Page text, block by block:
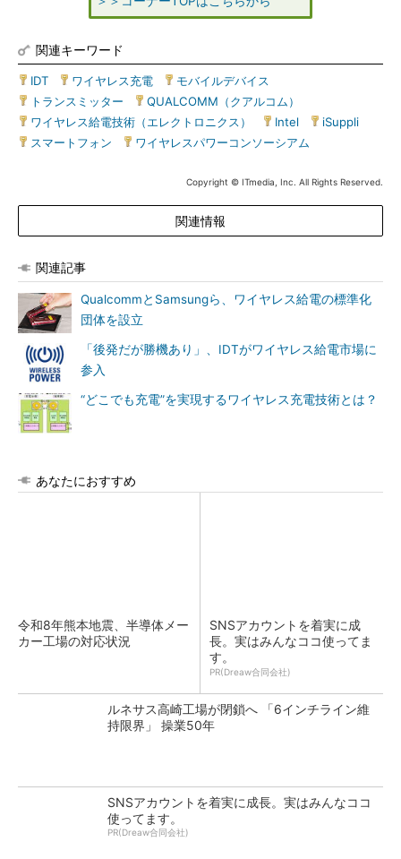
関連キーワード
IDT ワイヤレス充電 モバイルデバイス
トランスミッター
QUALCOMM（クアルコム）
ワイヤレス給電技術（エレクトロニクス）
Intel iSuppli
スマートフォン
ワイヤレスパワーコンソーシアム
Copyright © ITmedia, Inc. All Rights Reserved.
関連情報
関連記事
QualcommとSamsungら、ワイヤレス給電の標準化
団体を設立
「後発だが勝機あり」、IDTがワイヤレス給電市場に
参入
“どこでも充電”を実現するワイヤレス充電技術とは？
あなたにおすすめ
令和8年熊本地震、半導体メー
カー工場の対応状況
SNSアカウントを着実に成
長。実はみんなココ使ってま
す。
PR(Dreaw合同会社)
ルネサス高崎工場が閉鎖へ 「6インチライン維
持限界」 操業50年
SNSアカウントを着実に成長。実はみんなココ
使ってます。
PR(Dreaw合同会社)